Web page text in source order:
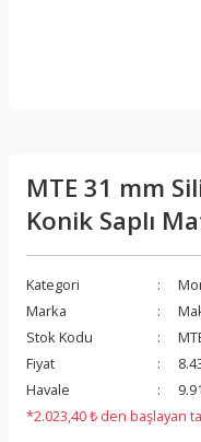
MTE 31 mm
Konik Saplı
Kategori
Marka
Stok Kodu
Fiyat
Havale
*2.023,40 ₺ den başlayan